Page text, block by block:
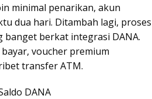
minimal penarikan, akun
dua hari. Ditambah lagi, proses
banget berkat integrasi DANA.
voucher premium
transfer ATM.
DANA